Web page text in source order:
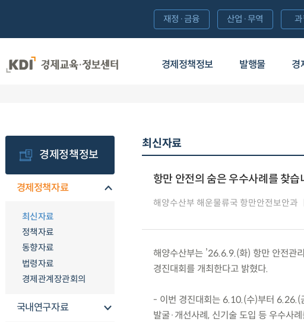
경제정책정보 발행물 경
재정·금융 산업·무역
경제정책정보
경제정책자료
최신자료
정책자료
동향자료
법령자료
경제관계장관회의
국내연구자료
최신자료
항만 안전의 숨은 우수사례를 찾습
해양수산부 해운물류국 항만안전보안과
해양수산부는 ’26.6.9.(화) 항만 안전관
경진대회를 개최한다고 밝혔다.
- 이번 경진대회는 6.10.(수)부터 6.26.(
발굴·개선사례, 신기술 도입 등 우수사